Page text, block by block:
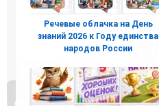
школьном лагере
Речевые облачка на День
знаний 2026 к Году единства
народов России